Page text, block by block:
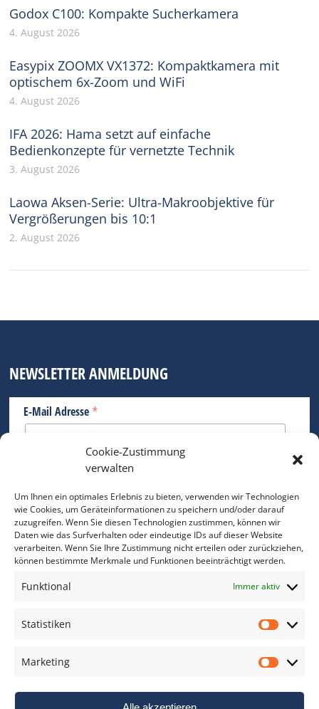
Cookie-Zustimmung
verwalten
Um Ihnen ein optimales Erlebnis zu bieten, verwenden wir Technologien
wie Cookies, um Geräteinformationen zu speichern und/oder darauf
zuzugreifen. Wenn Sie diesen Technologien zustimmen, können wir
Daten wie das Surfverhalten oder eindeutige IDs auf dieser Website
verarbeiten. Wenn Sie Ihre Zustimmung nicht erteilen oder zurückziehen,
können bestimmte Merkmale und Funktionen beeinträchtigt werden.
Funktional Immer aktiv
Statistiken
Marketing
Godox C100: Kompakte Sucherkamera
4. August 2026
Easypix ZOOMX VX1372: Kompaktkamera mit
optischem 6x-Zoom und WiFi
4. August 2026
IFA 2026: Hama setzt auf einfache
Bedienkonzepte für vernetzte Technik
3. August 2026
Laowa Aksen-Serie: Ultra-Makroobjektive für
Vergrößerungen bis 10:1
2. August 2026
NEWSLETTER ANMELDUNG
E-Mail Adresse *
Bitte geben Sie Ihre E-Mail Adresse ein.
*